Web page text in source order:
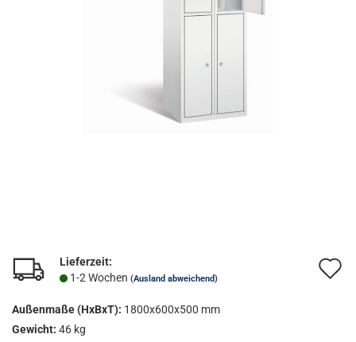
Lieferzeit:
1-2 Wochen (Ausland abweichend)
Außenmaße (HxBxT): 1800x600x500 mm
Gewicht: 46 kg